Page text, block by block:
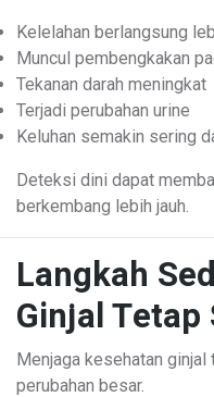
Kelelahan berlangsung
Muncul pembengkakan
Tekanan darah meningkat
Terjadi perubahan urine
Keluhan semakin sering
Deteksi dini dapat
berkembang lebih jauh.
Langkah
Ginjal Tetap
Menjaga kesehatan
perubahan besar.